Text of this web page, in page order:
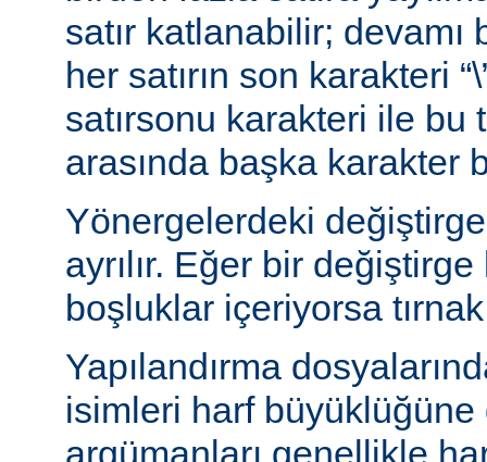
satır katlanabilir; devamı
her satırın son karakteri
satırsonu karakteri ile bu
arasında başka karakter
Yönergelerdeki
ayrılır. Eğer bir
boşluklar içeriyorsa tırnak
Yapılandırma
isimleri harf büyüklüğüne
argümanları genellikle